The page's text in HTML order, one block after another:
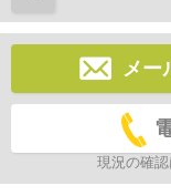
メー
現況の確認